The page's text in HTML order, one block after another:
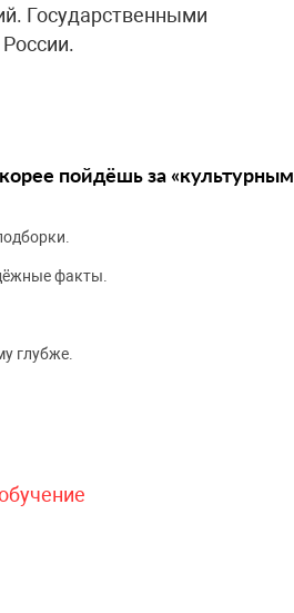
Государственными
пойдёшь за «культурным
факты.
глубже.